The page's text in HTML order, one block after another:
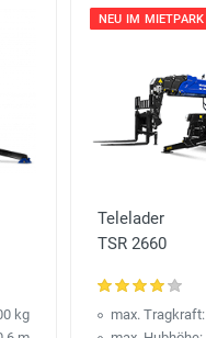
kg
NEU IM MIETPARK
Telelader
TSR 2660
max. Tragkraft: